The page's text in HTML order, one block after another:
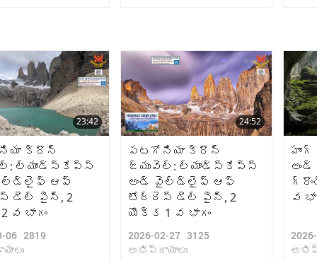
23:42
క్రౌన్
ల్యాండ్‌స్కేప్స్
ఆఫ్
డెల్ పైన్, 2
వ భాగం
06 2819
24:52
పటగోనియా క్రౌన్
జ్యువెల్: ల్యాండ్‌స్కేప్స్
అండ్ వైల్డ్‌లైఫ్ ఆఫ్
టోర్రెస్ డెల్ పైన్, 2
యొక్క 1 వ భాగం
2026-02-27 3125
అభిప్రాయాలు
వ